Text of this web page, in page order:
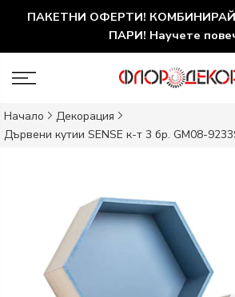
ПАКЕТНИ ОФЕРТИ!
ПАРИ! Научете
Начало
Декорация
Дървени кутии SENSE к-т 3 бр. GM08-